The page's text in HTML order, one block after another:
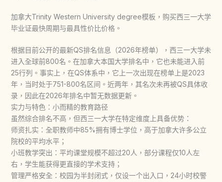
加拿大Trinity Western University degree模板，购买西三一大学
毕业证最快周期与最具性价比价格。
根据目前公开的最新QS排名信息（2026年榜单），西三一大学未
进入全球前800名。在加拿大本国大学排名中，它也未能进入前
25行列。事实上，在QS体系中，它上一次出现在榜单上是2023
年，当时处于751-800名区间。近两年，其名次未再被QS具体收
录，因此在2026年排名中暂无数据更新。
实力与特色：小而精的教育路径
虽然综合排名不高，但西三一大学在特定维度上具备优势：
师资扎实：全职教师中85%拥有博士学位，高于加拿大许多公立
院校的平均水平；
小班教学突出：平均课堂规模不超过20人，部分课程仅10人左
右，学生能获得更直接的学术支持；
管理严格安全：校园为半封闭式，仅设一个出入口，24小时校警